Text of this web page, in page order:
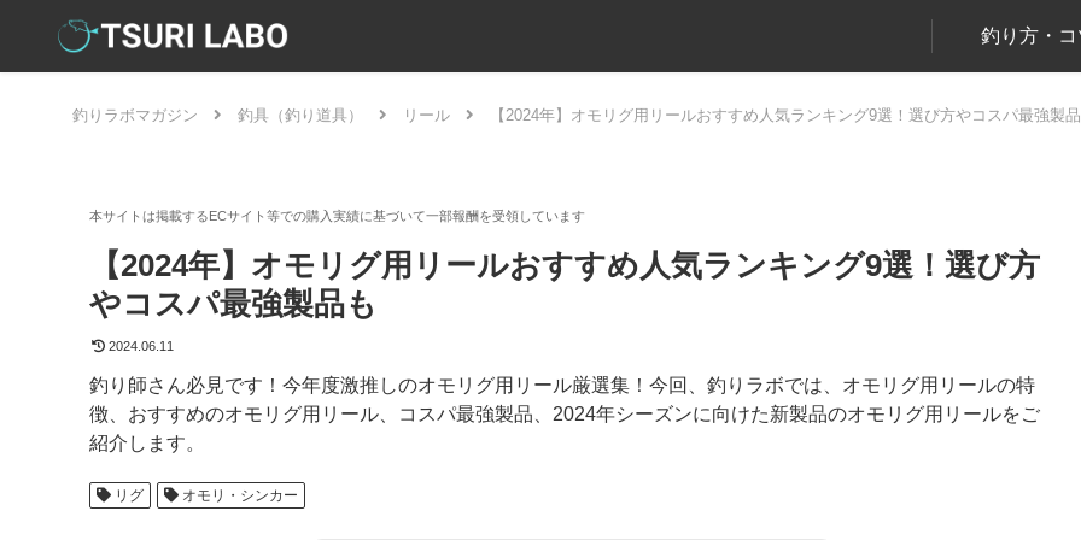
釣り方・コ
釣りラボマガジン 釣具（釣り道具） リール 【2024年】オモリグ用リールおすすめ人気ランキング9選！選び方やコスパ最強製
【2024年】オモリグ用リールおすすめ人気ランキング9選！選び方
やコスパ最強製品も
2024.06.11
釣り師さん必見です！今年度激推しのオモリグ用リール厳選集！今回、釣りラボでは、オモリグ用リールの特
徴、おすすめのオモリグ用リール、コスパ最強製品、2024年シーズンに向けた新製品のオモリグ用リールをご
紹介します。
リグ オモリ・シンカー